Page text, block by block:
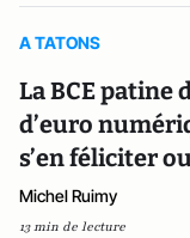
A TATONS
La BCE patine
d’euro
s’en féliciter
Michel Ruimy
13 min de lecture